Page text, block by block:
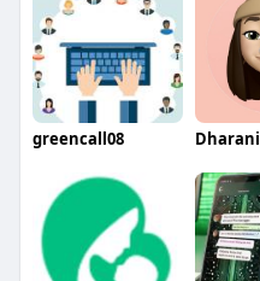
greencall08 Dharani